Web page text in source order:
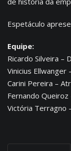
Espetáculo
Equipe:
Ricardo Silveira –
Vinicius
Carini Pereira –
Fernando
Victória Terragno